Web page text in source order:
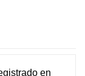
en